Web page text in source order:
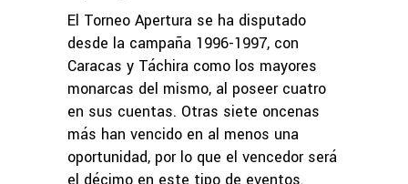
El Torneo Apertura se ha disputado
desde la campaña 1996-1997, con
Caracas y Táchira como los mayores
monarcas del mismo, al poseer cuatro
en sus cuentas. Otras siete oncenas
más han vencido en al menos una
oportunidad, por lo que el vencedor será
el décimo en este tipo de eventos.